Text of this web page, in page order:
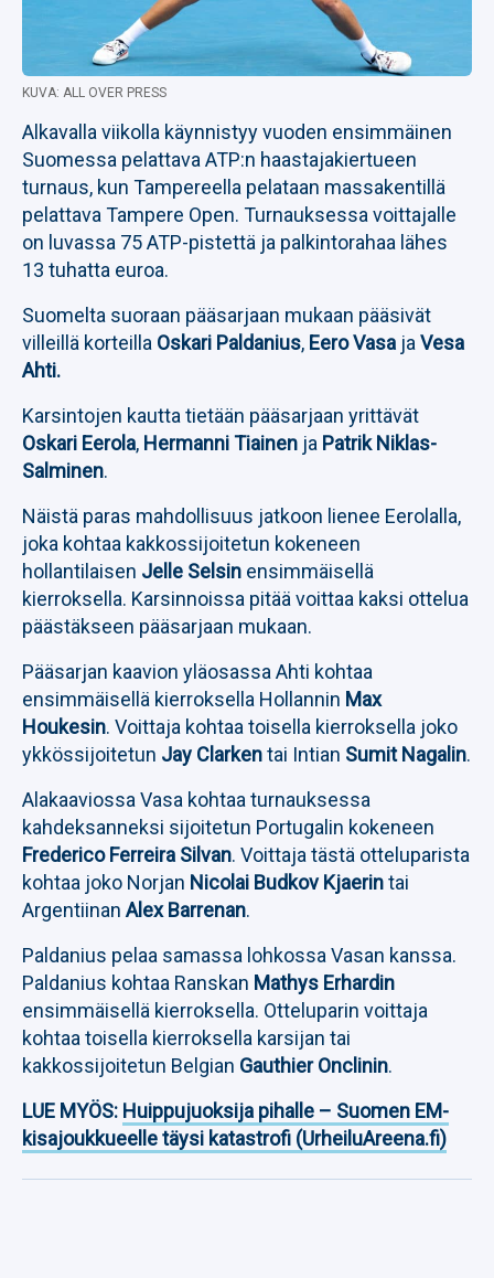
KUVA: ALL OVER PRESS
Alkavalla viikolla käynnistyy vuoden ensimmäinen
Suomessa pelattava ATP:n haastajakiertueen
turnaus, kun Tampereella pelataan massakentillä
pelattava Tampere Open. Turnauksessa voittajalle
on luvassa 75 ATP-pistettä ja palkintorahaa lähes
13 tuhatta euroa.
Suomelta suoraan pääsarjaan mukaan pääsivät
villeillä korteilla Oskari Paldanius, Eero Vasa ja Vesa
Ahti.
Karsintojen kautta tietään pääsarjaan yrittävät
Oskari Eerola, Hermanni Tiainen ja Patrik Niklas-
Salminen.
Näistä paras mahdollisuus jatkoon lienee Eerolalla,
joka kohtaa kakkossijoitetun kokeneen
hollantilaisen Jelle Selsin ensimmäisellä
kierroksella. Karsinnoissa pitää voittaa kaksi ottelua
päästäkseen pääsarjaan mukaan.
Pääsarjan kaavion yläosassa Ahti kohtaa
ensimmäisellä kierroksella Hollannin Max
Houkesin. Voittaja kohtaa toisella kierroksella joko
ykkössijoitetun Jay Clarkentai Intian Sumit Nagalin.
Alakaaviossa Vasa kohtaa turnauksessa
kahdeksanneksi sijoitetun Portugalin kokeneen
Frederico Ferreira Silvan. Voittaja tästä otteluparista
kohtaa joko Norjan Nicolai Budkov Kjaerintai
Argentiinan Alex Barrenan.
Paldanius pelaa samassa lohkossa Vasan kanssa.
Paldanius kohtaa Ranskan Mathys Erhardin
ensimmäisellä kierroksella. Otteluparin voittaja
kohtaa toisella kierroksella karsijan tai
kakkossijoitetun Belgian Gauthier Onclinin.
LUE MYÖS: Huippujuoksija pihalle – Suomen EM-
kisajoukkueelle täysi katastrofi (UrheiluAreena.fi)